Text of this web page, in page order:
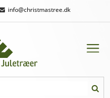
info@christmastree.dk